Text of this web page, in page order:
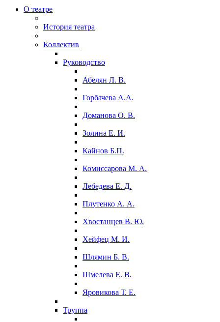
О театре
История театра
Коллектив
Руководство
Абелян Л. В.
Горбачева А.А.
Доманова О. В.
Золина Е. И.
Кайнов Б.П.
Комиссарова М. А.
Лебедева Е. Д.
Плутенко А. А.
Хвостанцев В. Ю.
Хейфец М. И.
Шлямин Б. В.
Шмелева Е. В.
Яровикова Т. Е.
Труппа